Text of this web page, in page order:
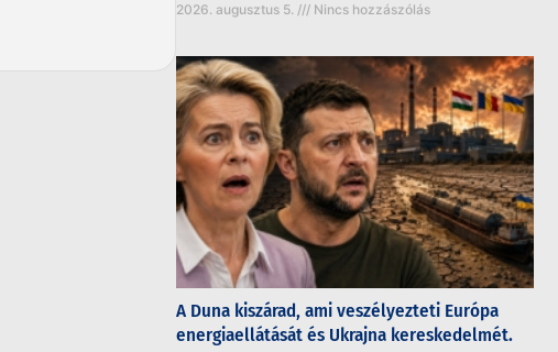
2026. augusztus 5. Nincs hozzászólás
A Duna kiszárad, ami veszélyezteti Európa
energiaellátását és Ukrajna kereskedelmét.